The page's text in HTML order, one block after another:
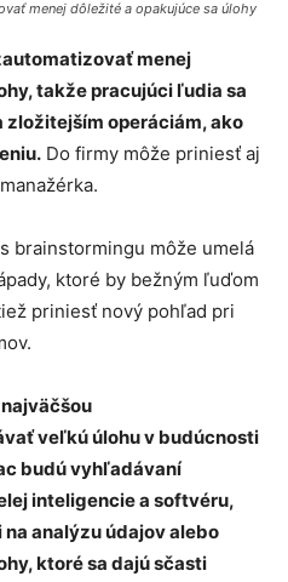
menej dôležité a opakujúce sa úlohy
menej
takže pracujúci ľudia sa
zložitejším operáciám, ako
Do firmy môže priniesť aj
brainstormingu môže umelá
ktoré by bežným ľuďom
priniesť nový pohľad pri
veľkú úlohu v budúcnosti
budú vyhľadávaní
inteligencie a softvéru,
analýzu údajov alebo
ktoré sa dajú sčasti